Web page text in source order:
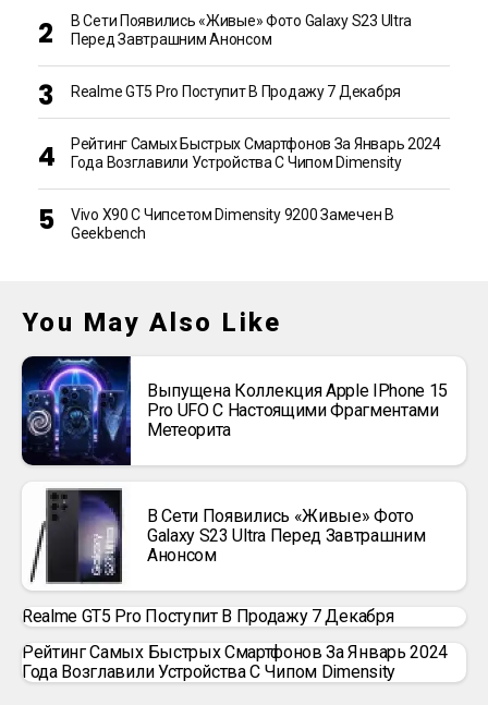
В Сети Появились «живые» Фото Galaxy S23 Ultra
Перед Завтрашним Анонсом
Realme GT5 Pro Поступит В Продажу 7 Декабря
Рейтинг Самых Быстрых Смартфонов За Январь 2024
Года Возглавили Устройства С Чипом Dimensity
Vivo X90 С Чипсетом Dimensity 9200 Замечен В
Geekbench
You May Also Like
Выпущена Коллекция Apple IPhone 15
Pro UFO С Настоящими Фрагментами
Метеорита
В Сети Появились «живые» Фото
Galaxy S23 Ultra Перед Завтрашним
Анонсом
Realme GT5 Pro Поступит В Продажу 7 Декабря
Рейтинг Самых Быстрых Смартфонов За Январь 2024
Года Возглавили Устройства С Чипом Dimensity